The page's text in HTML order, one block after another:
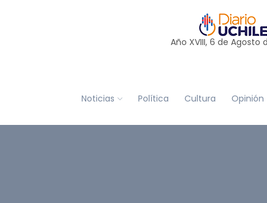
Año XVIII, 6 de Agosto
Noticias Política Cultura Opinión